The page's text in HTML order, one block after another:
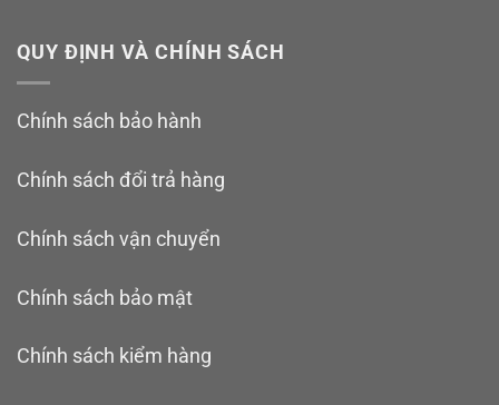
QUY ĐỊNH VÀ CHÍNH SÁCH
Chính sách bảo hành
Chính sách đổi trả hàng
Chính sách vận chuyển
Chính sách bảo mật
Chính sách kiểm hàng